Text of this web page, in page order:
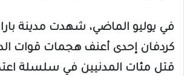
في يوليو الماضي، شهدت مدينة
كردفان إحدى أعنف هجمات قوات
قتل مئات المدنيين في سلسلة